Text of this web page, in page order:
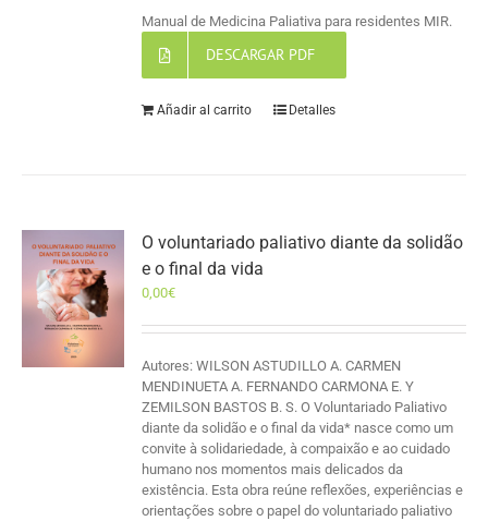
Manual de Medicina Paliativa para residentes MIR.
DESCARGAR PDF
Añadir al carrito Detalles
O voluntariado paliativo diante da solidão
e o final da vida
0,00€
Autores: WILSON ASTUDILLO A. CARMEN
MENDINUETA A. FERNANDO CARMONA E. Y
ZEMILSON BASTOS B. S. O Voluntariado Paliativo
diante da solidão e o final da vida* nasce como um
convite à solidariedade, à compaixão e ao cuidado
humano nos momentos mais delicados da
existência. Esta obra reúne reflexões, experiências e
orientações sobre o papel do voluntariado paliativo